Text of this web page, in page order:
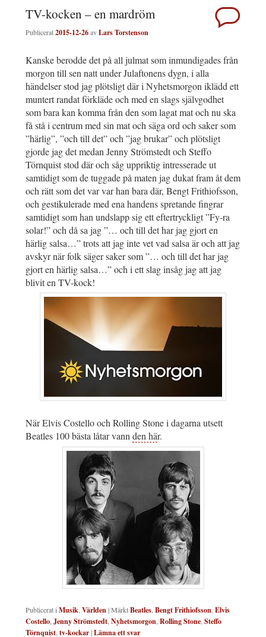
TV-kocken – en mardröm
Publicerat2015-12-26avLars Torstenson
Kanske berodde det på all julmat som inmundigades från
morgon till sen natt under Julaftonens dygn, i alla
händelser stod jag plötsligt där i Nyhetsmorgon iklädd ett
muntert randat förkläde och med en slags självgodhet
som bara kan komma från den som lagat mat och nu ska
få stå i centrum med sin mat och säga ord och saker som
”härlig”, ”och till det” och ”jag brukar” och plötsligt
gjorde jag det medan Jenny Strömstedt och Steffo
Törnquist stod där och såg uppriktig intresserade ut
samtidigt som de tuggade på maten jag dukat fram åt dem
och rätt som det var var han bara där, Bengt Frithiofsson,
och gestikulerade med ena handens spretande fingrar
samtidigt som han undslapp sig ett eftertryckligt ”Fy-ra
solar!” och då sa jag ”… och till det har jag gjort en
härlig salsa…” trots att jag inte vet vad salsa är och att jag
avskyr när folk säger saker som ”… och till det har jag
gjort en härlig salsa…” och i ett slag insåg jag att jag
blivit en TV-kock!
När Elvis Costello och Rolling Stone i dagarna utsett
Beatles 100 bästa låtar vannden här.
Publicerat i Musik Världen|MärktBeatles Bengt Frithiofsson Elvis
Costello Jenny Strömstedt Nyhetsmorgon Rolling Stone Steffo
Törnquist tv-kockar|Lämna ett svar